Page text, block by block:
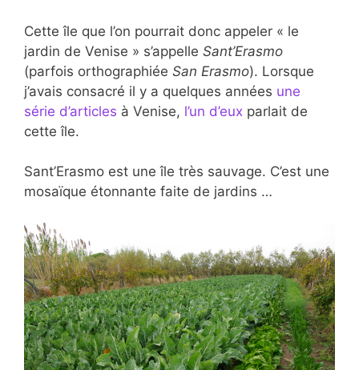
Cette île que l’on pourrait donc appeler « le
jardin de Venise » s’appelle Sant’Erasmo
(parfois orthographiée San Erasmo). Lorsque
j’avais consacré il y a quelques années une
série d’articles à Venise, l’un d’eux parlait de
cette île.
Sant’Erasmo est une île très sauvage. C’est une
mosaïque étonnante faite de jardins …